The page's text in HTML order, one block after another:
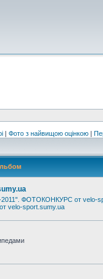
| Фото з найвищою оцінкою |
ФОТОКОНКУРС от velo-
velo-sport.sumy.ua